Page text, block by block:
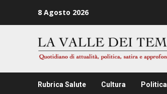
8 Agosto 2026
Rubrica Salute Cultura Politica